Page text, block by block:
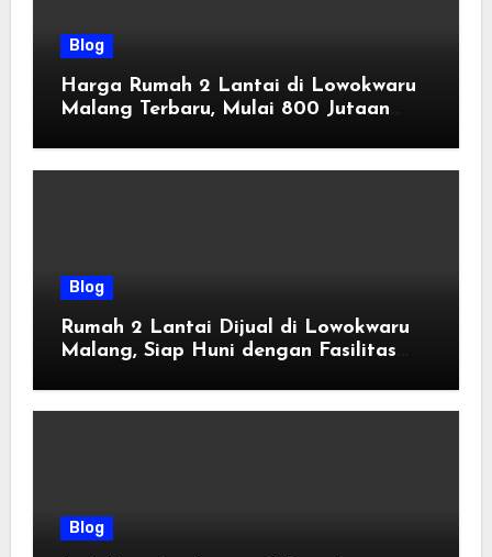
Blog
Harga Rumah 2 Lantai di Lowokwaru
Malang Terbaru, Mulai 800 Jutaan
Blog
Rumah 2 Lantai Dijual di Lowokwaru
Malang, Siap Huni dengan Fasilitas
Blog